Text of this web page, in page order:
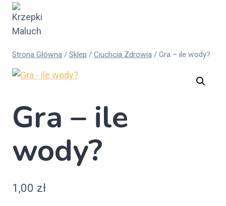
Przejdź
treści
Strona Główna / Sklep / Ciuchcia Zdrowia / Gra – ile wody?
Gra – ile
wody?
1,00 zł